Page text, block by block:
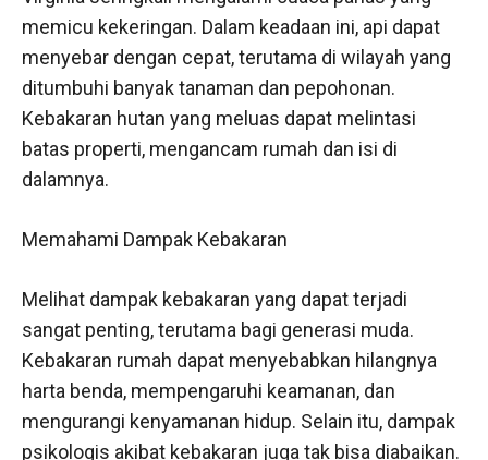
memicu kekeringan. Dalam keadaan ini, api dapat
menyebar dengan cepat, terutama di wilayah yang
ditumbuhi banyak tanaman dan pepohonan.
Kebakaran hutan yang meluas dapat melintasi
batas properti, mengancam rumah dan isi di
dalamnya.
Memahami Dampak Kebakaran
Melihat dampak kebakaran yang dapat terjadi
sangat penting, terutama bagi generasi muda.
Kebakaran rumah dapat menyebabkan hilangnya
harta benda, mempengaruhi keamanan, dan
mengurangi kenyamanan hidup. Selain itu, dampak
psikologis akibat kebakaran juga tak bisa diabaikan.